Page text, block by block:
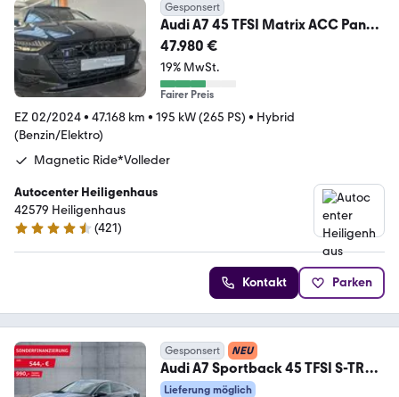
Gesponsert
Audi A7 45 TFSI Matrix ACC Pano
360°Kamera B&O Stdhz
47.980 €
19% MwSt.
Fairer Preis
EZ 02/2024• 47.168 km • 195 kW (265 PS) • Hybrid
(Benzin/Elektro)
Magnetic Ride*Volleder
Autocenter Heiligenhaus
42579 Heiligenhaus
4.5 Sterne
(421)
Kontakt Parken
Gesponsert NEU
Audi A7 Sportback 45 TFSI S-TR
LED+NAVI+RFK+GRA+DAB
Lieferung möglich